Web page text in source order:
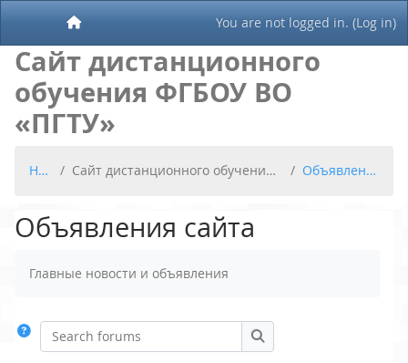
Home You are not logged in. (Log in)
Сайт дистанционного
обучения ФГБОУ ВО
«ПГТУ»
Home Сайт дистанционного обучения ФГБОУ ВО «ПГТУ» Объявления сайта
Объявления сайта
Главные новости и объявления
Search forums
Search forums